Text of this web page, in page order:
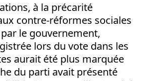
à la précarité
contre-réformes sociales
le gouvernement,
lors du vote dans les
aurait été plus marquée
du parti avait présenté